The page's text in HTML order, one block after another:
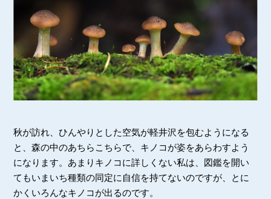
秋が訪れ、ひんやりとした空気が軽井沢を包むようになる
と、森の中のあちらこちらで、キノコが姿をあらわすよう
になります。あまりキノコに詳しくない私は、図鑑を開い
てもいまいち種類の同定に自信を持てないのですが、とに
かくいろんなキノコが出るのです。